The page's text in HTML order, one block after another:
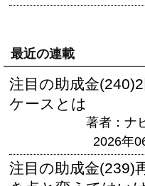
最近の連載
注目の助成金
ケースとは
著者：ナ
2026年
注目の助成金(239)